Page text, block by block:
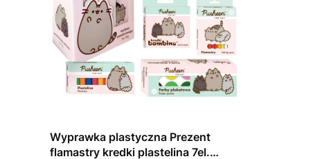
Wyprawka plastyczna Prezent
flamastry kredki plastelina 7el.